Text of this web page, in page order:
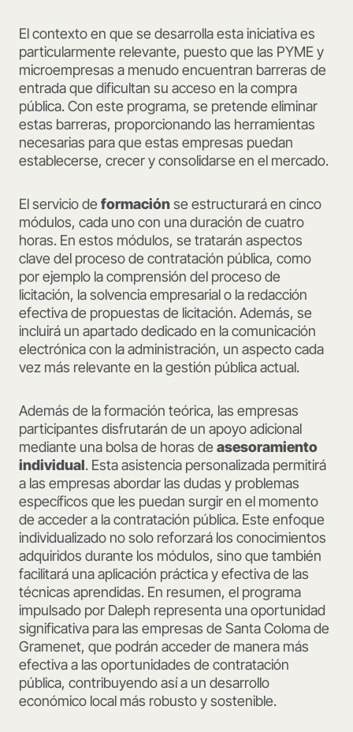
El contexto en que se desarrolla esta iniciativa es
particularmente relevante, puesto que las PYME y
microempresas a menudo encuentran barreras de
entrada que dificultan su acceso en la compra
pública. Con este programa, se pretende eliminar
estas barreras, proporcionando las herramientas
necesarias para que estas empresas puedan
establecerse, crecer y consolidarse en el mercado.
El servicio de formaciónse estructurará en cinco
módulos, cada uno con una duración de cuatro
horas. En estos módulos, se tratarán aspectos
clave del proceso de contratación pública, como
por ejemplo la comprensión del proceso de
licitación, la solvencia empresarial o la redacción
efectiva de propuestas de licitación. Además, se
incluirá un apartado dedicado en la comunicación
electrónica con la administración, un aspecto cada
vez más relevante en la gestión pública actual.
Además de la formación teórica, las empresas
participantes disfrutarán de un apoyo adicional
mediante una bolsa de horas de asesoramiento
individual. Esta asistencia personalizada permitirá
a las empresas abordar las dudas y problemas
específicos que les puedan surgir en el momento
de acceder a la contratación pública. Este enfoque
individualizado no solo reforzará los conocimientos
adquiridos durante los módulos, sino que también
facilitará una aplicación práctica y efectiva de las
técnicas aprendidas. En resumen, el programa
impulsado por Daleph representa una oportunidad
significativa para las empresas de Santa Coloma de
Gramenet, que podrán acceder de manera más
efectiva a las oportunidades de contratación
pública, contribuyendo así a un desarrollo
económico local más robusto y sostenible.